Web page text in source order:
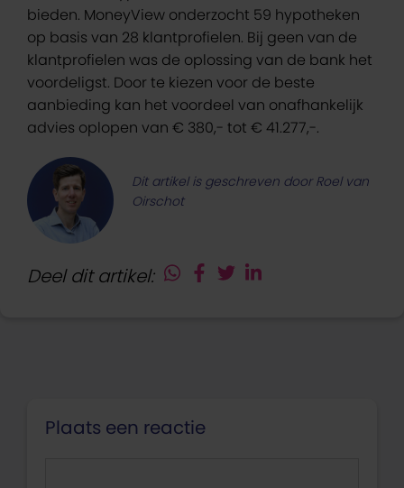
bieden. MoneyView onderzocht 59 hypotheken
op basis van 28 klantprofielen. Bij geen van de
klantprofielen was de oplossing van de bank het
voordeligst. Door te kiezen voor de beste
aanbieding kan het voordeel van onafhankelijk
advies oplopen van € 380,- tot € 41.277,-.
Dit artikel is geschreven door Roel van
Oirschot
Deel dit artikel:
Plaats een reactie